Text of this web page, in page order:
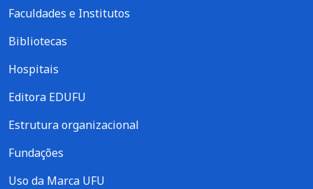
Faculdades e Institutos
Bibliotecas
Hospitais
Editora EDUFU
Estrutura organizacional
Fundações
Uso da Marca UFU